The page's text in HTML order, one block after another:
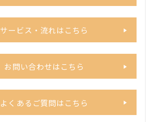
サービス・流れはこちら
お問い合わせはこちら
よくあるご質問はこちら